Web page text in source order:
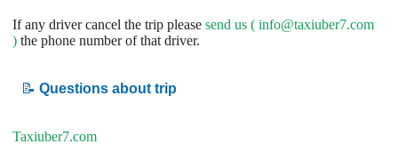
If any driver cancel the trip please send us ( info@taxiuber7.com
) the phone number of that driver.
📝 Questions about trip
Taxiuber7.com